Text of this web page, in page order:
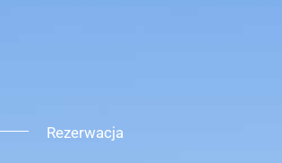
Rezerwacja